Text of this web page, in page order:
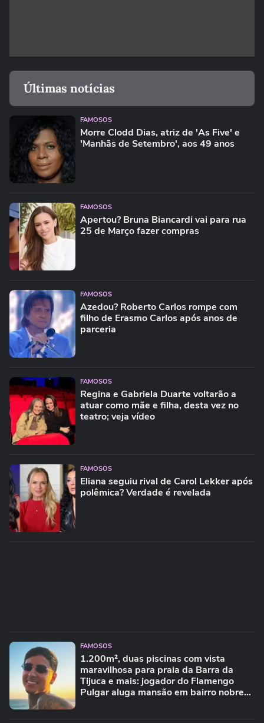
Últimas notícias
FAMOSOS
Morre Clodd Dias, atriz de 'As Five' e
'Manhãs de Setembro', aos 49 anos
FAMOSOS
Apertou? Bruna Biancardi vai para rua
25 de Março fazer compras
FAMOSOS
Azedou? Roberto Carlos rompe com
filho de Erasmo Carlos após anos de
parceria
FAMOSOS
Regina e Gabriela Duarte voltarão a
atuar como mãe e filha, desta vez no
teatro; veja vídeo
FAMOSOS
Eliana seguiu rival de Carol Lekker após
polêmica? Verdade é revelada
FAMOSOS
1.200m², duas piscinas com vista
maravilhosa para praia da Barra da
Tijuca e mais: jogador do Flamengo
Pulgar aluga mansão em bairro nobre